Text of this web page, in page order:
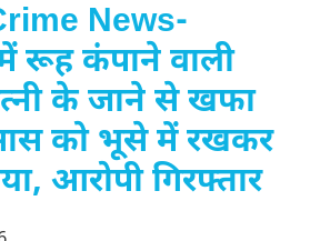
News-
रूह कंपाने वाली
के जाने से खफा
को भूसे में रखकर
आरोपी गिरफ्तार